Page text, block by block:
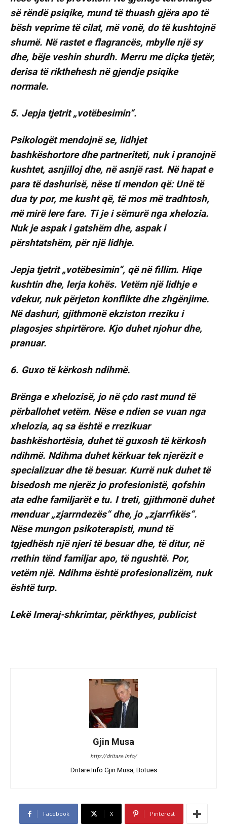
së rëndë psiqike, mund të thuash gjëra apo të
bësh veprime të cilat, më vonë, do të kushtojnë
shumë. Në rastet e flagrancës, mbylle një sy
dhe, bëje veshin shurdh. Merru me diçka tjetër,
derisa të rikthehesh në gjendje psiqike
normale.
5. Jepja tjetrit „votëbesimin“.
Psikologët mendojnë se, lidhjet
bashkëshortore dhe partneriteti, nuk i pranojnë
kushtet, asnjilloj dhe, në asnjë rast. Në hapat e
para të dashurisë, nëse ti mendon që: Unë të
dua ty por, me kusht që, të mos më tradhtosh,
më mirë lere fare. Ti je i sëmurë nga xhelozia.
Nuk je aspak i gatshëm dhe, aspak i
përshtatshëm, për një lidhje.
Jepja tjetrit „votëbesimin“, që në fillim. Hiqe
kushtin dhe, lerja kohës. Vetëm një lidhje e
vdekur, nuk përjeton konflikte dhe zhgënjime.
Në dashuri, gjithmonë ekziston rreziku i
plagosjes shpirtërore. Kjo duhet njohur dhe,
pranuar.
6. Guxo të kërkosh ndihmë.
Brënga e xhelozisë, jo në çdo rast mund të
përballohet vetëm. Nëse e ndien se vuan nga
xhelozia, aq sa është e rrezikuar
bashkëshortësia, duhet të guxosh të kërkosh
ndihmë. Ndihma duhet kërkuar tek njerëzit e
specializuar dhe të besuar. Kurrë nuk duhet të
bisedosh me njerëz jo profesionistë, qofshin
ata edhe familjarët e tu. I treti, gjithmonë duhet
menduar „zjarrndezës“ dhe, jo „zjarrfikës“.
Nëse mungon psikoterapisti, mund të
tgjedhësh një njeri të besuar dhe, të ditur, në
rrethin tënd familjar apo, të ngushtë. Por,
vetëm një. Ndihma është profesionalizëm, nuk
është turp.
Lekë Imeraj-shkrimtar, përkthyes, publicist
Gjin Musa
http://dritare.info/
Dritare.Info Gjin Musa, Botues
Facebook X Pinterest